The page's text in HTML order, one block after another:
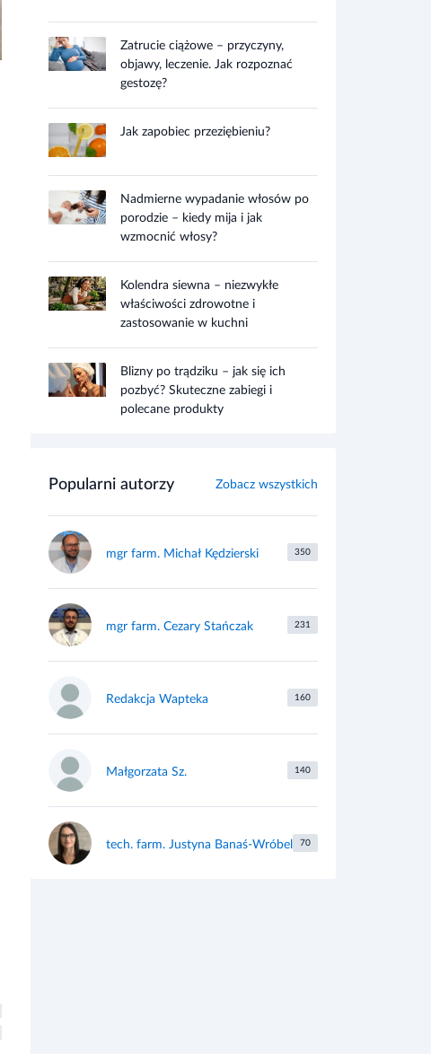
Zatrucie ciążowe – przyczyny,
objawy, leczenie. Jak rozpoznać
gestozę?
Jak zapobiec przeziębieniu?
Nadmierne wypadanie włosów po
porodzie – kiedy mija i jak
wzmocnić włosy?
Kolendra siewna – niezwykłe
właściwości zdrowotne i
zastosowanie w kuchni
Blizny po trądziku – jak się ich
pozbyć? Skuteczne zabiegi i
polecane produkty
Popularni autorzy Zobacz wszystkich
mgr farm. Michał Kędzierski 350
mgr farm. Cezary Stańczak 231
Redakcja Wapteka 160
Małgorzata Sz. 140
tech. farm. Justyna Banaś-Wróbel 70